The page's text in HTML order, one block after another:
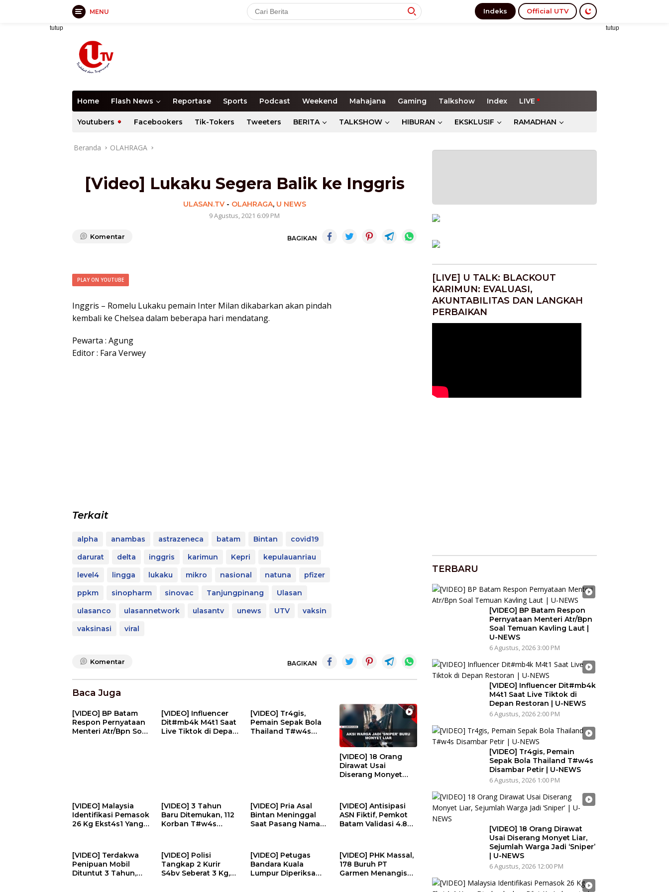
MENU Indeks Official UTV
tutup tutup
Home Flash News Reportase Sports Podcast Weekend Mahajana Gaming Talkshow Index LIVE
Youtubers Facebookers Tik-Tokers Tweeters BERITA TALKSHOW HIBURAN EKSKLUSIF RAMADHAN
Beranda OLAHRAGA
[Video] Lukaku Segera Balik ke Inggris
ULASAN.TV- OLAHRAGA, U NEWS
9 Agustus, 2021 6:09 PM
Komentar BAGIKAN
PLAY ON YOUTUBE
Inggris – Romelu Lukaku pemain Inter Milan dikabarkan akan pindah
kembali ke Chelsea dalam beberapa hari mendatang.
Pewarta : Agung
Editor : Fara Verwey
Terkait
alpha anambas astrazeneca batam Bintan
covid19
darurat
delta inggris karimun Kepri
kepulauanriau
level4
lingga lukaku mikro nasional natuna
pfizer
ppkm
sinopharm sinovac Tanjungpinang
Ulasan
ulasanco
ulasannetwork ulasantv unews UTV
vaksin
vaksinasi
viral
Komentar BAGIKAN
Baca Juga
[VIDEO] BP Batam
Respon Pernyataan
Menteri Atr/Bpn Soal
[VIDEO] Influencer
Dit#mb4k M4t1 Saat
Live Tiktok di Depan
[VIDEO] Tr4gis,
Pemain Sepak Bola
Thailand T#w4s
[VIDEO] 18 Orang
Dirawat Usai
Diserang Monyet
U-NEWS
[VIDEO] Malaysia
Identifikasi Pemasok
26 Kg Ekst4s1 Yang
NEWS
[VIDEO] 3 Tahun
Baru Ditemukan, 112
Korban T#w4s
NEWS
[VIDEO] Pria Asal
Bintan Meninggal
Saat Pasang Nama
[VIDEO] Antisipasi
ASN Fiktif, Pemkot
Batam Validasi 4.877
[VIDEO] Terdakwa
Penipuan Mobil
Dituntut 3 Tahun,
[VIDEO] Polisi
Tangkap 2 Kurir
S4bv Seberat 3 Kg,
[VIDEO] Petugas
Bandara Kuala
Lumpur Diperiksa
[VIDEO] PHK Massal,
178 Buruh PT
Garmen Menangis
[LIVE] U TALK: BLACKOUT
KARIMUN: EVALUASI,
AKUNTABILITAS DAN LANGKAH
PERBAIKAN
TERBARU
[VIDEO] BP Batam Respon
Pernyataan Menteri Atr/Bpn
Soal Temuan Kavling Laut |
U-NEWS
6 Agustus, 2026 3:00 PM
[VIDEO] Influencer Dit#mb4k
M4t1 Saat Live Tiktok di
Depan Restoran | U-NEWS
6 Agustus, 2026 2:00 PM
[VIDEO] Tr4gis, Pemain
Sepak Bola Thailand T#w4s
Disambar Petir | U-NEWS
6 Agustus, 2026 1:00 PM
[VIDEO] 18 Orang Dirawat
Usai Diserang Monyet Liar,
Sejumlah Warga Jadi ‘Sniper’
| U-NEWS
6 Agustus, 2026 12:00 PM